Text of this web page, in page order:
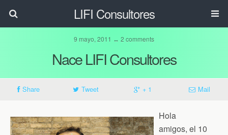
LIFI Consultores
9 mayo, 2011 ↔ 2 comments
Nace LIFI Consultores
Share Tweet + 1 Mail
Hola
amigos, el 10